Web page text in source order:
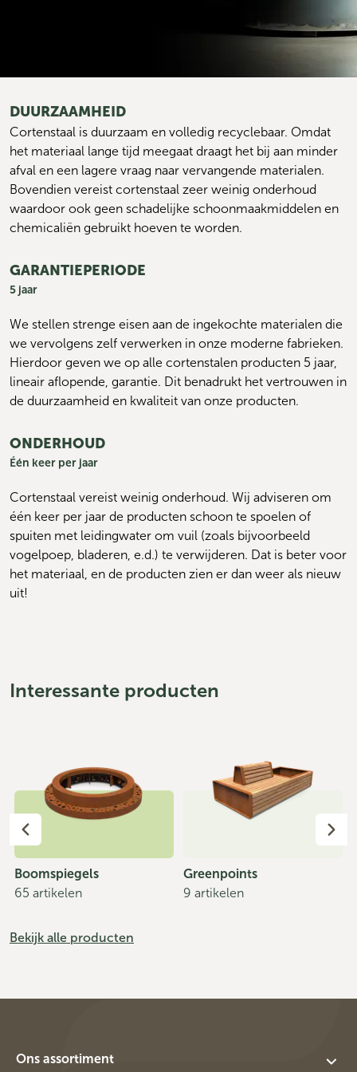
DUURZAAMHEID
Cortenstaal is duurzaam en volledig recyclebaar. Omdat
het materiaal lange tijd meegaat draagt het bij aan minder
afval en een lagere vraag naar vervangende materialen.
Bovendien vereist cortenstaal zeer weinig onderhoud
waardoor ook geen schadelijke schoonmaakmiddelen en
chemicaliën gebruikt hoeven te worden.
GARANTIEPERIODE
5 jaar
We stellen strenge eisen aan de ingekochte materialen die
we vervolgens zelf verwerken in onze moderne fabrieken.
Hierdoor geven we op alle cortenstalen producten 5 jaar,
lineair aflopende, garantie. Dit benadrukt het vertrouwen in
de duurzaamheid en kwaliteit van onze producten.
ONDERHOUD
Één keer per jaar
Cortenstaal vereist weinig onderhoud. Wij adviseren om
één keer per jaar de producten schoon te spoelen of
spuiten met leidingwater om vuil (zoals bijvoorbeeld
vogelpoep, bladeren, e.d.) te verwijderen. Dat is beter voor
het materiaal, en de producten zien er dan weer als nieuw
uit!
Interessante producten
Boomspiegels
65 artikelen
Greenpoints
9 artikelen
Bekijk alle producten
Ons assortiment